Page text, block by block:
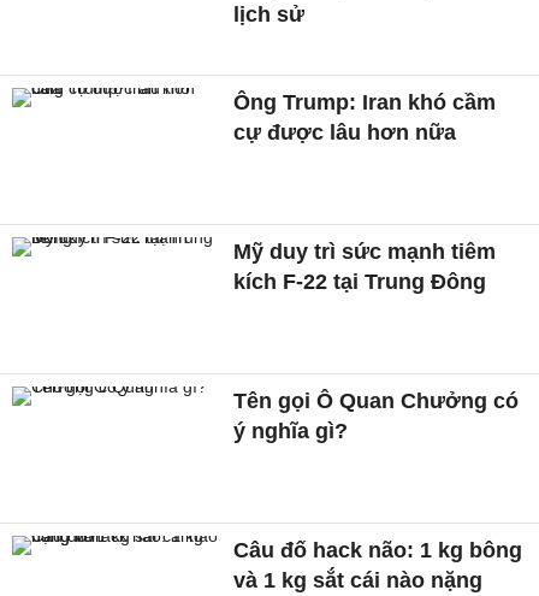
lịch sử
Ông Trump: Iran khó cầm
cự được lâu hơn nữa
Mỹ duy trì sức mạnh tiêm
kích F-22 tại Trung Đông
Tên gọi Ô Quan Chưởng có
ý nghĩa gì?
Câu đố hack não: 1 kg bông
và 1 kg sắt cái nào nặng